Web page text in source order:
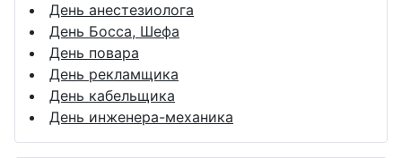
День анестезиолога
День Босса, Шефа
День повара
День рекламщика
День кабельщика
День инженера-механика